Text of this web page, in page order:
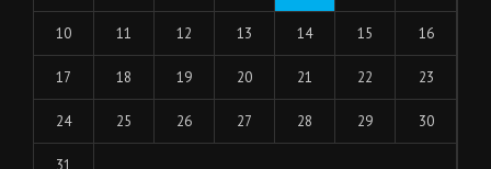
10 11 12 13 14 15 16
17 18 19 20 21 22 23
24 25 26 27 28 29 30
31